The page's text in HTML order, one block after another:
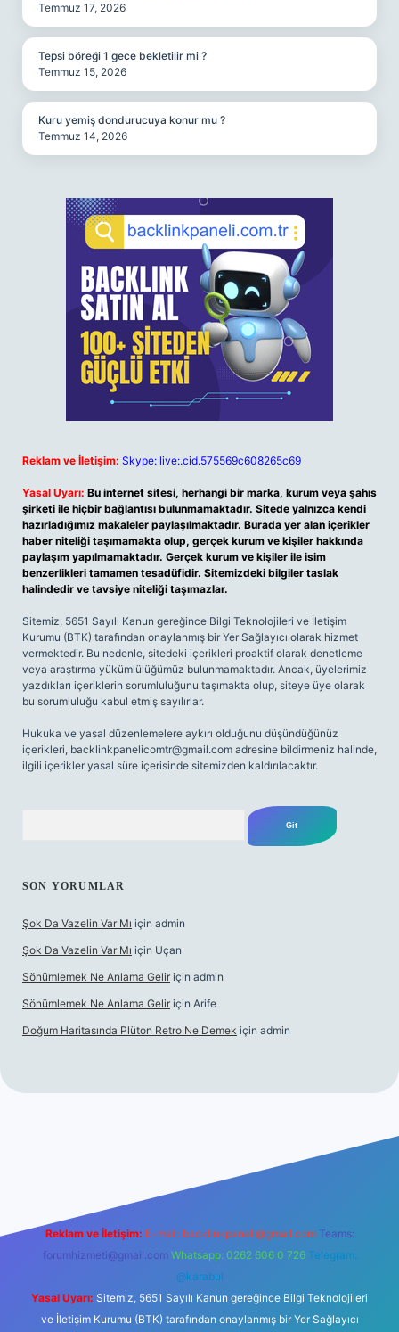
Temmuz 17, 2026
Tepsi böreği 1 gece bekletilir mi ?
Temmuz 15, 2026
Kuru yemiş dondurucuya konur mu ?
Temmuz 14, 2026
Reklam ve İletişim: Skype: live:.cid.575569c608265c69
Yasal Uyarı: Bu internet sitesi, herhangi bir marka, kurum veya şahıs
şirketi ile hiçbir bağlantısı bulunmamaktadır. Sitede yalnızca kendi
hazırladığımız makaleler paylaşılmaktadır. Burada yer alan içerikler
haber niteliği taşımamakta olup, gerçek kurum ve kişiler hakkında
paylaşım yapılmamaktadır. Gerçek kurum ve kişiler ile isim
benzerlikleri tamamen tesadüfidir. Sitemizdeki bilgiler taslak
halindedir ve tavsiye niteliği taşımazlar.
Sitemiz, 5651 Sayılı Kanun gereğince Bilgi Teknolojileri ve İletişim
Kurumu (BTK) tarafından onaylanmış bir Yer Sağlayıcı olarak hizmet
vermektedir. Bu nedenle, sitedeki içerikleri proaktif olarak denetleme
veya araştırma yükümlülüğümüz bulunmamaktadır. Ancak, üyelerimiz
yazdıkları içeriklerin sorumluluğunu taşımakta olup, siteye üye olarak
bu sorumluluğu kabul etmiş sayılırlar.
Hukuka ve yasal düzenlemelere aykırı olduğunu düşündüğünüz
içerikleri, backlinkpanelicomtr@gmail.com adresine bildirmeniz halinde,
ilgili içerikler yasal süre içerisinde sitemizden kaldırılacaktır.
SON YORUMLAR
Şok Da Vazelin Var Mı için admin
Şok Da Vazelin Var Mı için Uçan
Sönümlemek Ne Anlama Gelir için admin
Sönümlemek Ne Anlama Gelir için Arife
Doğum Haritasında Plüton Retro Ne Demek için admin
Reklam ve İletişim: E-mail: backlinkpaneli@gmail.com Teams:
forumhizmeti@gmail.com Whatsapp: 0262 606 0 726 Telegram:
@karabul
Yasal Uyarı: Sitemiz, 5651 Sayılı Kanun gereğince Bilgi Teknolojileri
ve İletişim Kurumu (BTK) tarafından onaylanmış bir Yer Sağlayıcı